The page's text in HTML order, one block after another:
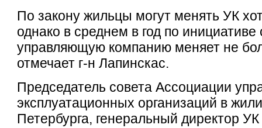
По закону жильцы могут менять УК
однако в среднем в год по инициативе
управляющую компанию меняет не
отмечает г-н Лапинскас.
Председатель совета Ассоциации
эксплуатационных организаций в
Петербурга, генеральный директор